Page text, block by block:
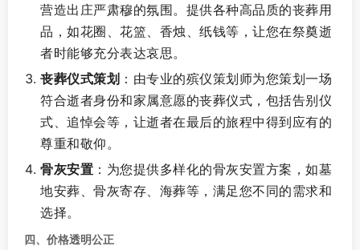
营造出庄严肃穆的氛围。提供各种高品质的丧葬用
品，如花圈、花篮、香烛、纸钱等，让您在祭奠逝
者时能够充分表达哀思。
丧葬仪式策划 ：由专业的殡仪策划师为您策划一场
符合逝者身份和家属意愿的丧葬仪式，包括告别仪
式、追悼会等，让逝者在最后的旅程中得到应有的
尊重和敬仰。
骨灰安置 ：为您提供多样化的骨灰安置方案，如墓
地安葬、骨灰寄存、海葬等，满足您不同的需求和
选择。
四、价格透明公正